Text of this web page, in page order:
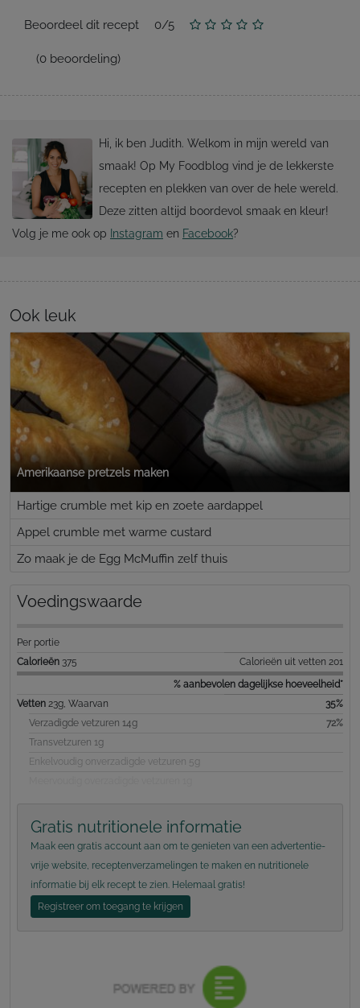
Beoordeel dit recept 0/5
(0 beoordeling)
Hi, ik ben Judith. Welkom in mijn wereld van
smaak! Op My Foodblog vind je de lekkerste
recepten en plekken van over de hele wereld.
Deze zitten altijd boordevol smaak en kleur!
Volg je me ook op Instagram en Facebook?
Ook leuk
Amerikaanse pretzels maken
Hartige crumble met kip en zoete aardappel
Appel crumble met warme custard
Zo maak je de Egg McMuffin zelf thuis
Voedingswaarde
Per portie
Calorieën 375
Calorieën uit vetten 201
% aanbevolen dagelijkse hoeveelheid*
Vetten 23g, Waarvan
35%
Verzadigde vetzuren 14g
72%
Transvetzuren 1g
Enkelvoudig onverzadigde vetzuren 5g
Gratis nutritionele informatie
Maak een gratis account aan om te genieten van een advertentie-
vrije website, receptenverzamelingen te maken en nutritionele
informatie bij elk recept te zien. Helemaal gratis!
Registreer om toegang te krijgen